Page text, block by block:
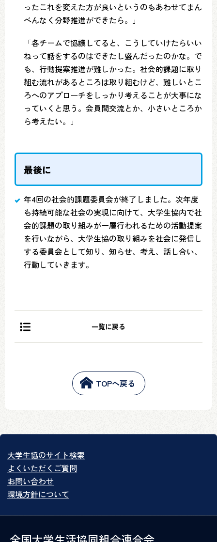
ったこれを変えた方が良いというのもあわせてまん
べんなく分野推進ができたら。」
「各チームで協議してると、こうしていけたらいい
ねって話をするのはできたし盛んだったのかな。で
も、行動提案推進が難しかった。社会的課題に取り
組む流れがあるところは取り組むけど、難しいとこ
ろへのアプローチをしっかり考えることが大事にな
っていくと思う。会員間交流とか、小さいところか
ら考えたい。」
最後に
年4回の社会的課題委員会が終了しました。次年度
も持続可能な社会の実現に向けて、大学生協内で社
会的課題の取り組みが一層行われるための活動提案
を行いながら、大学生協の取り組みを社会に発信し
する委員会として知り、知らせ、考え、話し合い、
行動していきます。
一覧に戻る
TOPへ戻る
大学生協のサイト検索
よくいただくご質問
お問い合わせ
環境方針について